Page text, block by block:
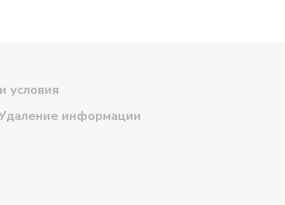
условия
информации